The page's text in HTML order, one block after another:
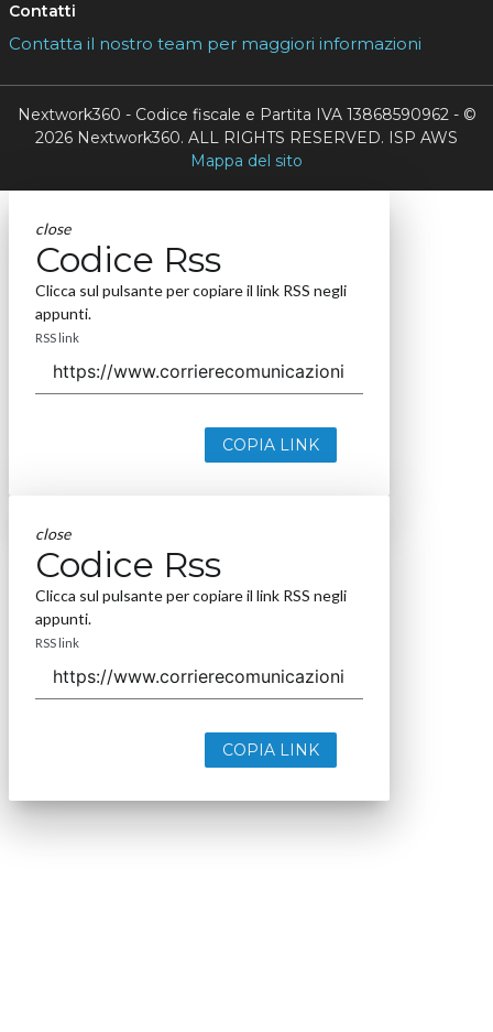
Contatti
Contatta il nostro team per maggiori informazioni
Nextwork360 - Codice fiscale e Partita IVA 13868590962 - ©
2026 Nextwork360. ALL RIGHTS RESERVED. ISP AWS
Mappa del sito
close
Codice Rss
Clicca sul pulsante per copiare il link RSS negli
appunti.
RSS link
COPIA LINK
close
Codice Rss
Clicca sul pulsante per copiare il link RSS negli
appunti.
RSS link
COPIA LINK